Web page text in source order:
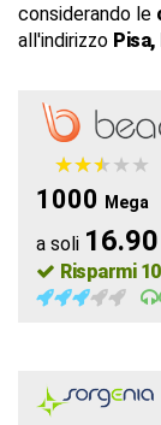
considerando le
all'indirizzo Pisa,
★★★★★
★★★★★
1000 Mega
a soli
Risparmi